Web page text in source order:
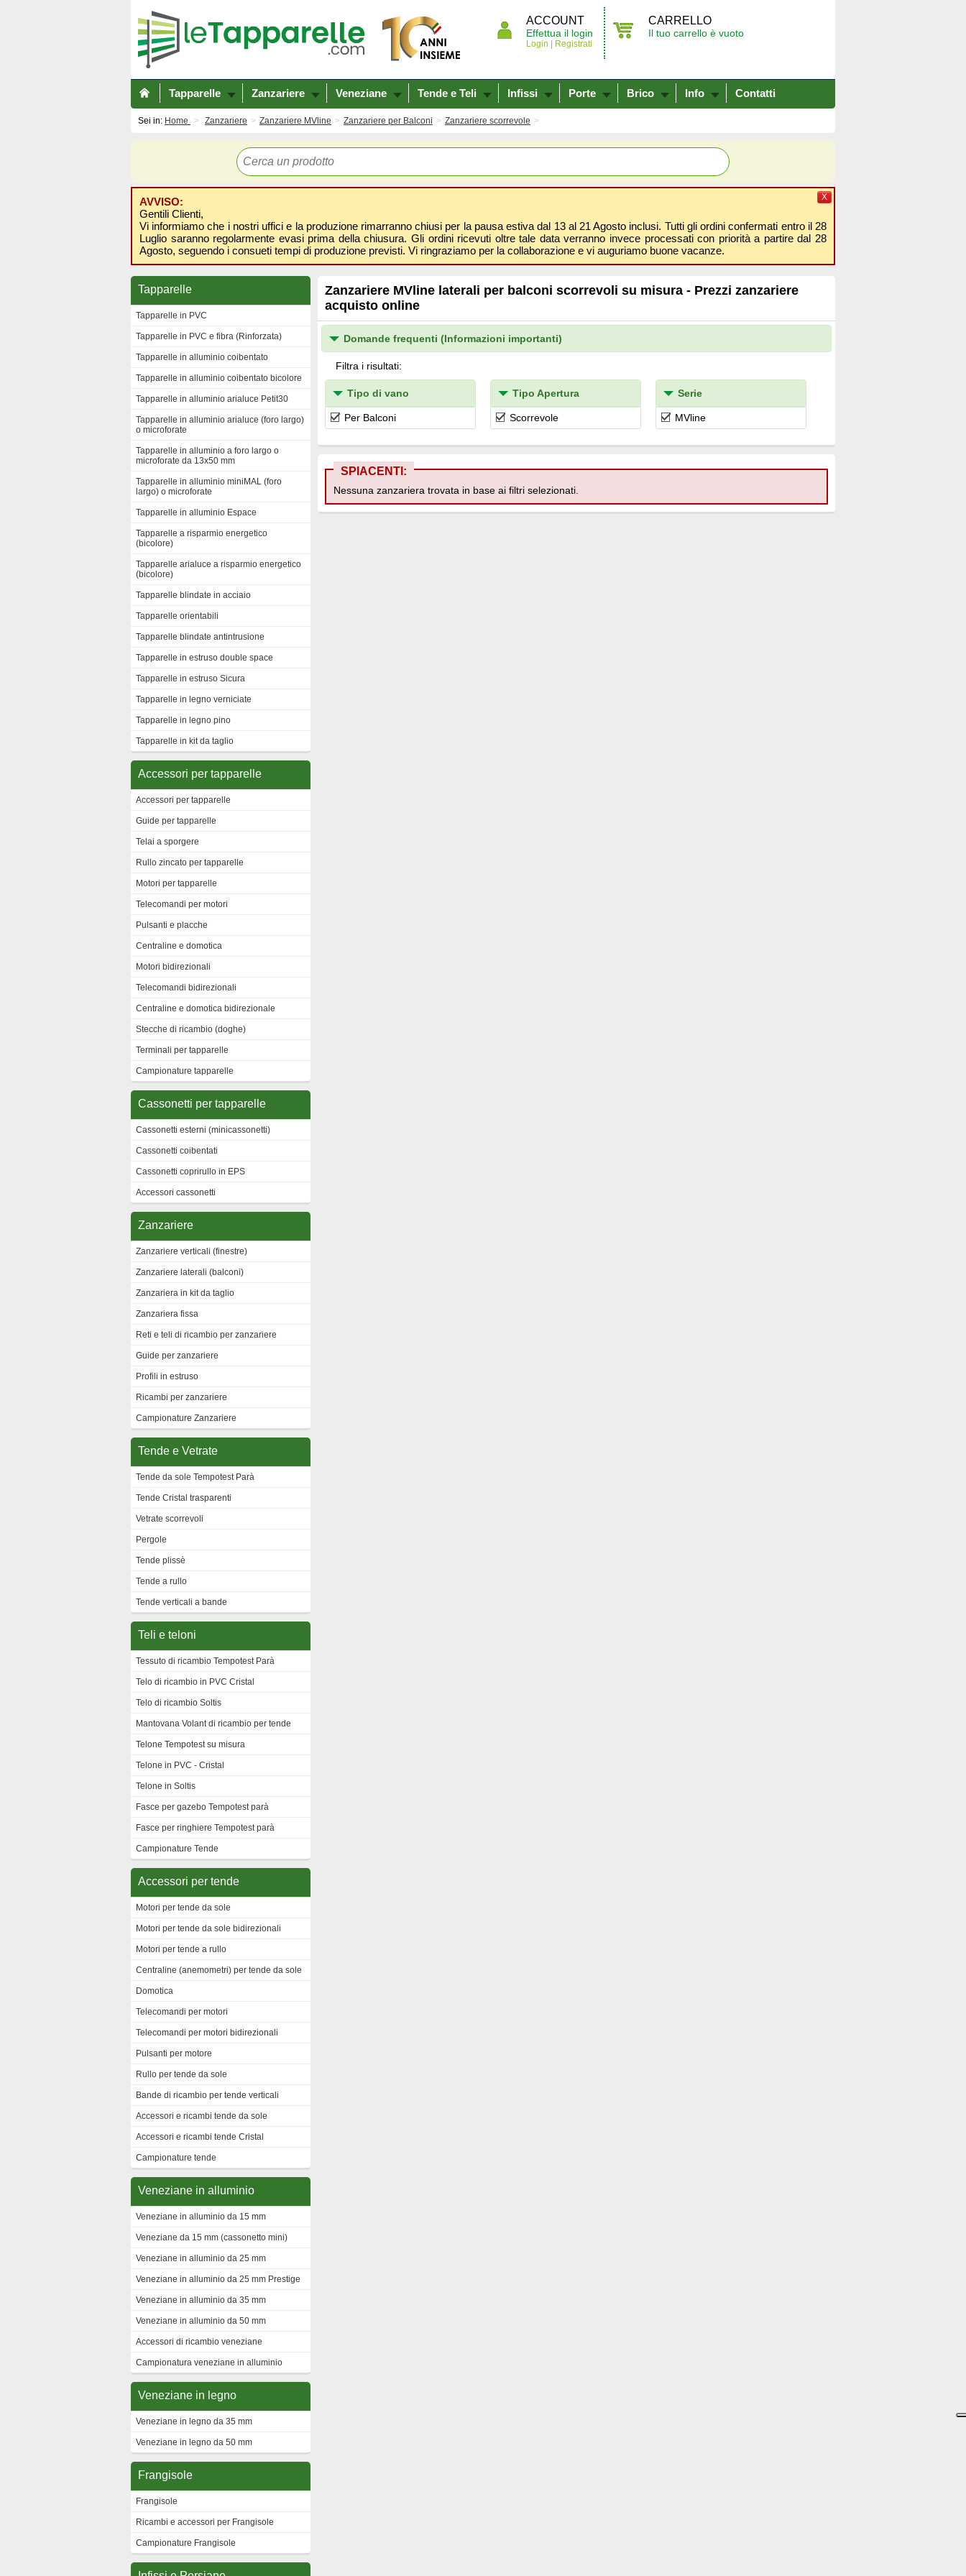
ACCOUNT
Effettua il login
Login | Registrati
CARRELLO
Il tuo carrello è vuoto
Tapparelle Zanzariere Veneziane Tende e Teli Infissi Porte Brico Info Contatti
Sei in: Home Zanzariere Zanzariere MVline Zanzariere per Balconi Zanzariere scorrevole
AVVISO:
Gentili Clienti,
Vi informiamo che i nostri uffici e la produzione rimarranno chiusi per la pausa estiva dal 13 al 21 Agosto inclusi. Tutti gli ordini confermati entro il 28
Luglio saranno regolarmente evasi prima della chiusura. Gli ordini ricevuti oltre tale data verranno invece processati con priorità a partire dal 28
Agosto, seguendo i consueti tempi di produzione previsti. Vi ringraziamo per la collaborazione e vi auguriamo buone vacanze.
X
Tapparelle
Tapparelle in PVC
Tapparelle in PVC e fibra (Rinforzata)
Tapparelle in alluminio coibentato
Tapparelle in alluminio coibentato bicolore
Tapparelle in alluminio arialuce Petit30
Tapparelle in alluminio arialuce (foro largo)
o microforate
Tapparelle in alluminio a foro largo o
microforate da 13x50 mm
Tapparelle in alluminio miniMAL (foro
largo) o microforate
Tapparelle in alluminio Espace
Tapparelle a risparmio energetico
(bicolore)
Tapparelle arialuce a risparmio energetico
(bicolore)
Tapparelle blindate in acciaio
Tapparelle orientabili
Tapparelle blindate antintrusione
Tapparelle in estruso double space
Tapparelle in estruso Sicura
Tapparelle in legno verniciate
Tapparelle in legno pino
Tapparelle in kit da taglio
Accessori per tapparelle
Accessori per tapparelle
Guide per tapparelle
Telai a sporgere
Rullo zincato per tapparelle
Motori per tapparelle
Telecomandi per motori
Pulsanti e placche
Centraline e domotica
Motori bidirezionali
Telecomandi bidirezionali
Centraline e domotica bidirezionale
Stecche di ricambio (doghe)
Terminali per tapparelle
Campionature tapparelle
Cassonetti per tapparelle
Cassonetti esterni (minicassonetti)
Cassonetti coibentati
Cassonetti coprirullo in EPS
Accessori cassonetti
Zanzariere
Zanzariere verticali (finestre)
Zanzariere laterali (balconi)
Zanzariera in kit da taglio
Zanzariera fissa
Reti e teli di ricambio per zanzariere
Guide per zanzariere
Profili in estruso
Ricambi per zanzariere
Campionature Zanzariere
Tende e Vetrate
Tende da sole Tempotest Parà
Tende Cristal trasparenti
Vetrate scorrevoli
Pergole
Tende plissè
Tende a rullo
Tende verticali a bande
Teli e teloni
Tessuto di ricambio Tempotest Parà
Telo di ricambio in PVC Cristal
Telo di ricambio Soltis
Mantovana Volant di ricambio per tende
Telone Tempotest su misura
Telone in PVC - Cristal
Telone in Soltis
Fasce per gazebo Tempotest parà
Fasce per ringhiere Tempotest parà
Campionature Tende
Accessori per tende
Motori per tende da sole
Motori per tende da sole bidirezionali
Motori per tende a rullo
Centraline (anemometri) per tende da sole
Domotica
Telecomandi per motori
Telecomandi per motori bidirezionali
Pulsanti per motore
Rullo per tende da sole
Bande di ricambio per tende verticali
Accessori e ricambi tende da sole
Accessori e ricambi tende Cristal
Campionature tende
Veneziane in alluminio
Veneziane in alluminio da 15 mm
Veneziane da 15 mm (cassonetto mini)
Veneziane in alluminio da 25 mm
Veneziane in alluminio da 25 mm Prestige
Veneziane in alluminio da 35 mm
Veneziane in alluminio da 50 mm
Accessori di ricambio veneziane
Campionatura veneziane in alluminio
Veneziane in legno
Veneziane in legno da 35 mm
Veneziane in legno da 50 mm
Frangisole
Frangisole
Ricambi e accessori per Frangisole
Campionature Frangisole
Zanzariere MVline laterali per balconi scorrevoli su misura - Prezzi zanzariere
acquisto online
Domande frequenti (Informazioni importanti)
Filtra i risultati:
Tipo di vano
Per Balconi
Tipo Apertura
Scorrevole
Serie
MVline
SPIACENTI:
Nessuna zanzariera trovata in base ai filtri selezionati.